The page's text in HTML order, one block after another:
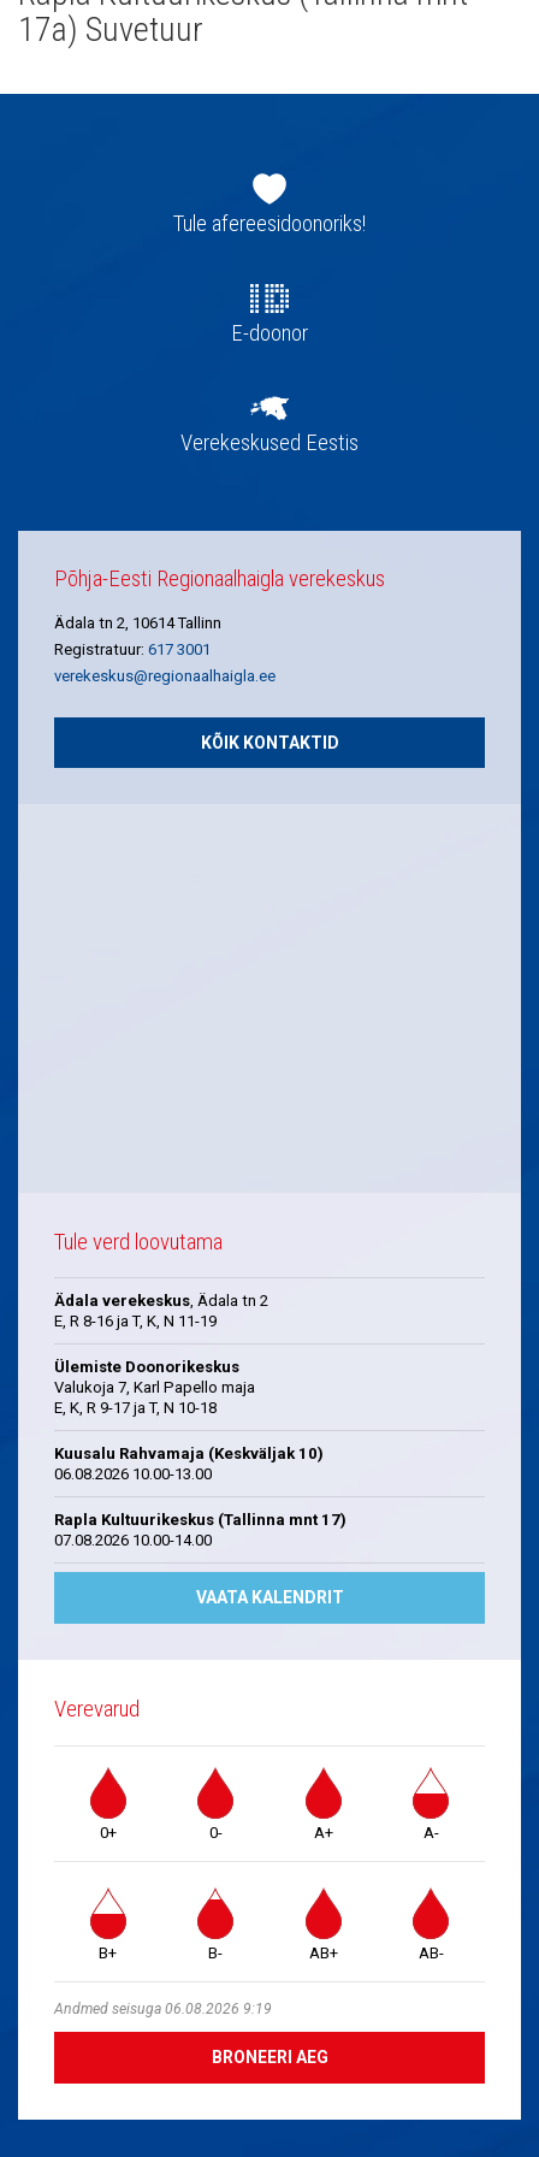
17a) Suvetuur
navigatsioonTule afereesidoonoriks!
E-doonor
Verekeskused Eestis
Põhja-Eesti Regionaalhaigla verekeskus
Ädala tn 2, 10614 Tallinn
Registratuur: 617 3001
verekeskus@regionaalhaigla.ee
KÕIK KONTAKTID
Tule verd loovutama
Ädala verekeskus, Ädala tn 2
E, R 8-16 ja T, K, N 11-19
Ülemiste Doonorikeskus
Valukoja 7, Karl Papello maja
E, K, R 9-17 ja T, N 10-18
Kuusalu Rahvamaja (Keskväljak 10)
06.08.2026 10.00-13.00
Rapla Kultuurikeskus (Tallinna mnt 17)
07.08.2026 10.00-14.00
VAATA KALENDRIT
Verevarud
0+ 0- A+ A-
B+ B- AB+ AB-
Andmed seisuga 06.08.2026 9:19
BRONEERI AEG